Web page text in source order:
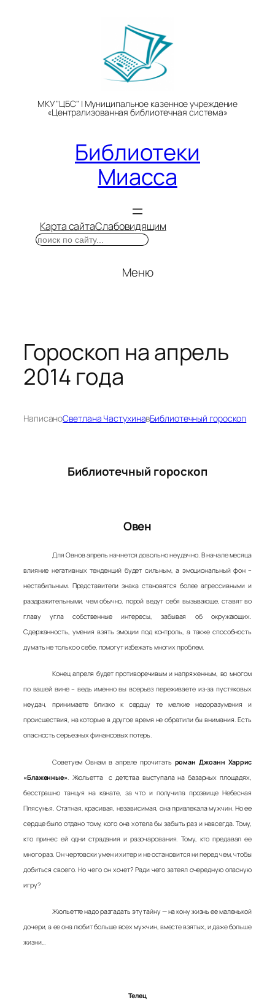
МКУ "ЦБС" | Муниципальное казенное учреждение
«Централизованная библиотечная система»
Библиотеки
Миасса
Карта сайтаСлабовидящим
Поиск
Меню
Гороскоп на апрель
2014 года
НаписаноСветлана ЧастухинавБиблиотечный гороскоп
Библиотечный гороскоп
Овен
Для Овнов апрель начнется довольно неудачно. В начале месяца
влияние негативных тенденций будет сильным, а эмоциональный фон –
нестабильным. Представители знака становятся более агрессивными и
раздражительными, чем обычно, порой ведут себя вызывающе, ставят во
главу угла собственные интересы, забывая об окружающих.
Сдержанность, умения взять эмоции под контроль, а также способность
думать не только о себе, помогут избежать многих проблем.
Конец апреля будет противоречивым и напряженным, во многом
по вашей вине – ведь именно вы всерьез переживаете из-за пустяковых
неудач, принимаете близко к сердцу те мелкие недоразумения и
происшествия, на которые в другое время не обратили бы внимания. Есть
опасность серьезных финансовых потерь.
Советуем Овнам в апреле прочитать роман Джоанн Харрис
«Блаженные». Жюльетта с детства выступала на базарных площадях,
бесстрашно танцуя на канате, за что и получила прозвище Небесная
Плясунья. Статная, красивая, независимая, она привлекала мужчин. Но ее
сердце было отдано тому, кого она хотела бы забыть раз и навсегда. Тому,
кто принес ей одни страдания и разочарования. Тому, кто предавал ее
много раз. Он чертовски умен и хитер и не остановится ни перед чем, чтобы
добиться своего. Но чего он хочет? Ради чего затеял очередную опасную
игру?
Жюльетте надо разгадать эту тайну — на кону жизнь ее маленькой
дочери, а ее она любит больше всех мужчин, вместе взятых, и даже больше
жизни…
Телец